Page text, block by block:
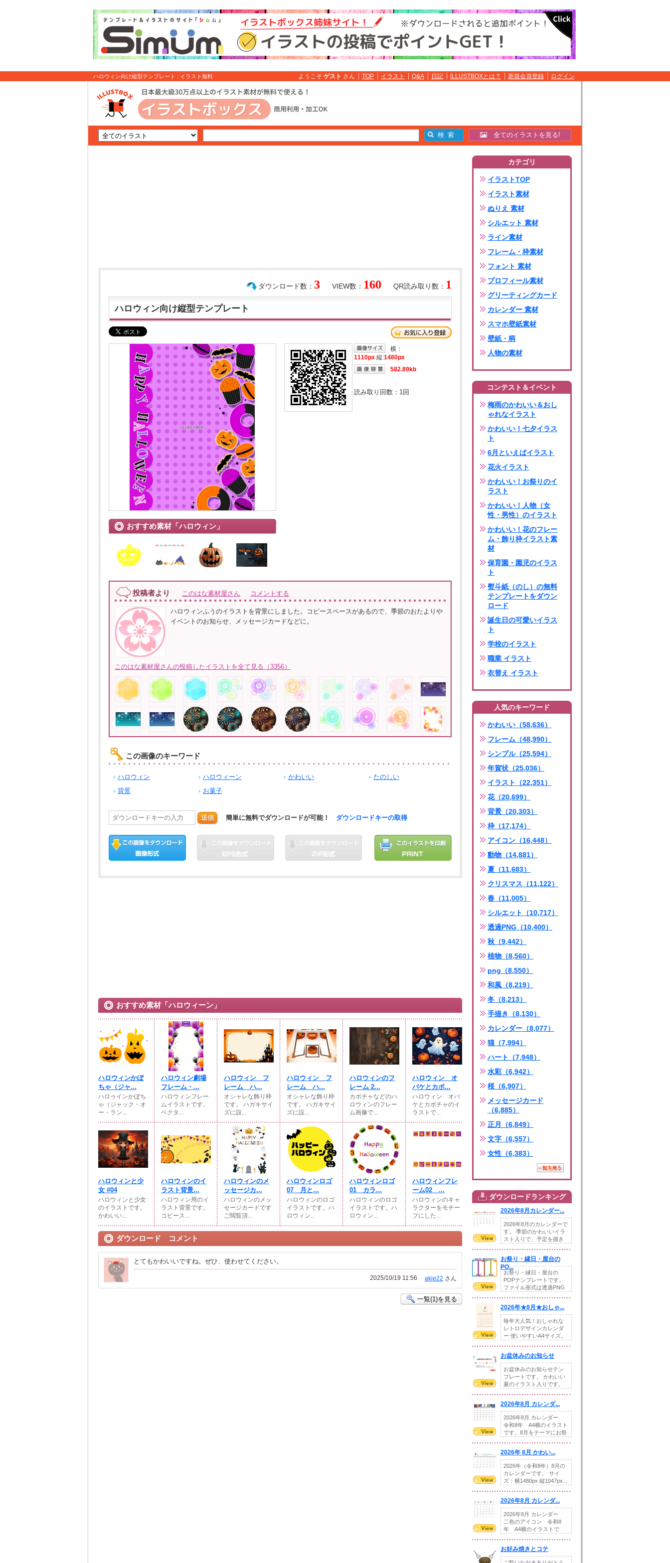
ハロウィン向け縦型テンプレート : イラスト無料 ようこそ ゲスト さん TOP イラスト Q&A 日記 ILLUSTBOXとは？ 新規会員登録 ログイン
全てのイラストを見る!
QR読み取り数： 1
VIEW数： 160
ダウンロード数： 3
ハロウィン向け縦型テンプレート
おすすめ素材「ハロウィン」
横：
1110px 縦:1480px
582.89kb
読み取り回数： 1回
投稿者より このはな素材屋さん コメントする
ハロウィンふうのイラストを背景にしました。コピースペースがあるので、季節のおたよりや
イベントのお知らせ、メッセージカードなどに。
このはな素材屋さんの投稿したイラストを全て見る（3356）
この画像のキーワード
ハロウィン ハロウィーン かわいい
たのしい
背景
お菓子
送信 簡単に無料でダウンロードが可能！ ダウンロードキーの取得
おすすめ素材「ハロウィーン」
ハロウィンかぼ
ちゃ（ジャ...
ハロゥインかぼち
ゃ（ジャック・オ
ー・ラン...
ハロウィン劇場
フレーム・...
ハロウィンフレー
ムイラストです。
ベクタ...
ハロウィン フ
レーム ハ...
オシャレな飾り枠
です。 ハガキサイ
ズに設...
ハロウィン フ
レーム ハ...
オシャレな飾り枠
です。 ハガキサイ
ズに設...
ハロウィンのフ
レーム 2...
カボチャなどのハ
ロウィンのフレー
ム画像で...
ハロウィン オ
バケとカボ...
ハロウィン オバ
ケとカボチャのイ
ラストで...
ハロウィンと少
女 #04
ハロウィンと少女
のイラストです。
かわいい...
ハロウィンのイ
ラスト背景...
ハロウィン用のイ
ラスト背景です。
コピース...
ハロウィンのメ
ッセージカ...
ハロウィンのメッ
セージカードです
ご閲覧頂...
ハロウィンロゴ
07 月と...
ハロウィンのロゴ
イラストです。ハ
ロウィン...
ハロウィンロゴ
01 カラ...
ハロウィンのロゴ
イラストです。ハ
ロウィン...
ハロウィンフレ
ーム02 ...
ハロウィンのキャ
ラクターをモチー
フにした...
ダウンロード コメント
とてもかわいいですね。ぜひ、使わせてください。
akie22 さん
2025/10/19 11:56
一覧(1)を見る
カテゴリ
イラストTOP
イラスト素材
ぬりえ 素材
シルエット 素材
ライン素材
フレーム・枠素材
フォント 素材
プロフィール素材
グリーティングカード
カレンダー 素材
スマホ壁紙素材
壁紙・柄
人物の素材
コンテスト＆イベント
梅雨のかわいい＆おし
ゃれなイラスト
かわいい！七夕イラス
ト
6月といえばイラスト
花火イラスト
かわいい！お祭りのイ
ラスト
かわいい！人物（女
性・男性）のイラスト
かわいい！花のフレー
ム・飾り枠イラスト素
材
保育園・園児のイラス
ト
熨斗紙（のし）の無料
テンプレートをダウン
ロード
誕生日の可愛いイラス
ト
学校のイラスト
職業 イラスト
衣替え イラスト
人気のキーワード
かわいい（58,636）
フレーム（48,990）
シンプル（25,594）
年賀状（25,036）
イラスト（22,351）
花（20,699）
背景（20,303）
枠（17,174）
アイコン（16,448）
動物（14,881）
夏（11,683）
クリスマス（11,122）
春（11,005）
シルエット（10,717）
透過PNG（10,400）
秋（9,442）
植物（8,560）
png（8,550）
和風（8,219）
冬（8,213）
手描き（8,130）
カレンダー（8,077）
猫（7,994）
ハート（7,948）
水彩（6,942）
桜（6,907）
メッセージカード
（6,885）
正月（6,849）
文字（6,557）
女性（6,383）
ダウンロードランキング
2026年8月カレンダー...
2026年8月のカレンダーで
す。 季節のかわいいイラ
スト入りで、予定を描き
お祭り・縁日・屋台の
PO...
お祭り・縁日・屋台の
POPテンプレートです。
ファイル形式は透過PNG
2026年★8月★おしゃ...
毎年大人気！おしゃれな
レトロデザインカレンダ
ー 使いやすいA4サイズ。
お盆休みのお知らせ
お盆休みのお知らせテン
プレートです。 かわいい
夏のイラスト入りです。
2026年8月 カレンダ...
2026年8月 カレンダー
令和8年 A4横のイラスト
です。8月をテーマにお祭
2026年 8月 かわい...
2026年（令和8年）8月の
カレンダーです。 サイ
ズ：横1480px 縦1047px...
2026年8月 カレンダ...
2026年8月 カレンダー
二色のアイコン 令和8
年 A4横のイラストで
お好み焼きとコテ